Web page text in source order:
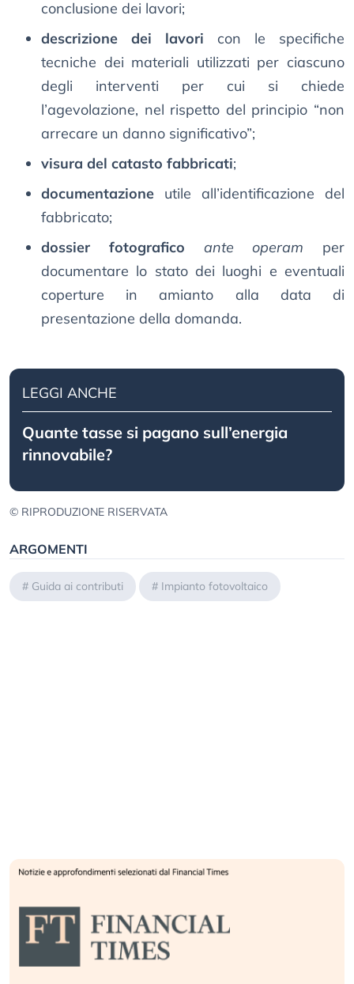
conclusione dei lavori;
descrizione dei lavori con le specifiche
tecniche dei materiali utilizzati per ciascuno
degli interventi per cui si chiede
l’agevolazione, nel rispetto del principio “non
arrecare un danno significativo”;
visura del catasto fabbricati;
documentazione utile all’identificazione del
fabbricato;
dossier fotografico
ante operam per
documentare lo stato dei luoghi e eventuali
coperture in amianto alla data di
presentazione della domanda.
LEGGI ANCHE
Quante tasse si pagano sull’energia
rinnovabile?
© RIPRODUZIONE RISERVATA
ARGOMENTI
# Guida ai contributi # Impianto fotovoltaico